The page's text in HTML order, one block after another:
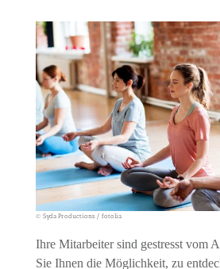
© Syda Productions / fotolia
Ihre Mitarbeiter sind gestresst vom
Sie Ihnen die Möglichkeit, zu